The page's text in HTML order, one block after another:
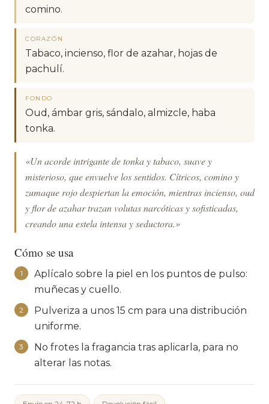
comino.
CORAZÓN
Tabaco, incienso, flor de azahar, hojas de
pachulí.
FONDO
Oud, ámbar gris, sándalo, almizcle, haba
tonka.
«Un acorde intrigante de tonka y tabaco, suave y
misterioso, que envuelve los sentidos. Cítricos, comino y
zumaque rojo despiertan la emoción, mientras incienso, oud
y flor de azahar trazan volutas narcóticas y sofisticadas,
creando una estela intensa y seductora.»
Cómo se usa
1
Aplícalo sobre la piel en los puntos de pulso:
muñecas y cuello.
2
Pulveriza a unos 15 cm para una distribución
uniforme.
3
No frotes la fragancia tras aplicarla, para no
alterar las notas.